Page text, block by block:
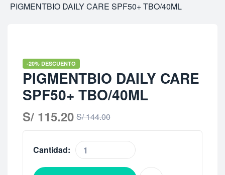
PIGMENTBIO DAILY CARE SPF50+ TBO/40ML
-20% DESCUENTO
PIGMENTBIO DAILY CARE
SPF50+ TBO/40ML
S/144.00
S/ 115.20
Cantidad: